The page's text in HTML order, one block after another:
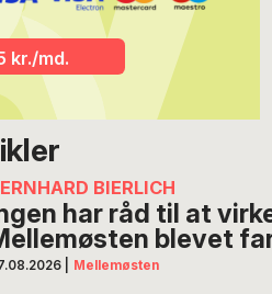
kr./md.
BIERLICH
har råd til at
blevet
Mellemøsten